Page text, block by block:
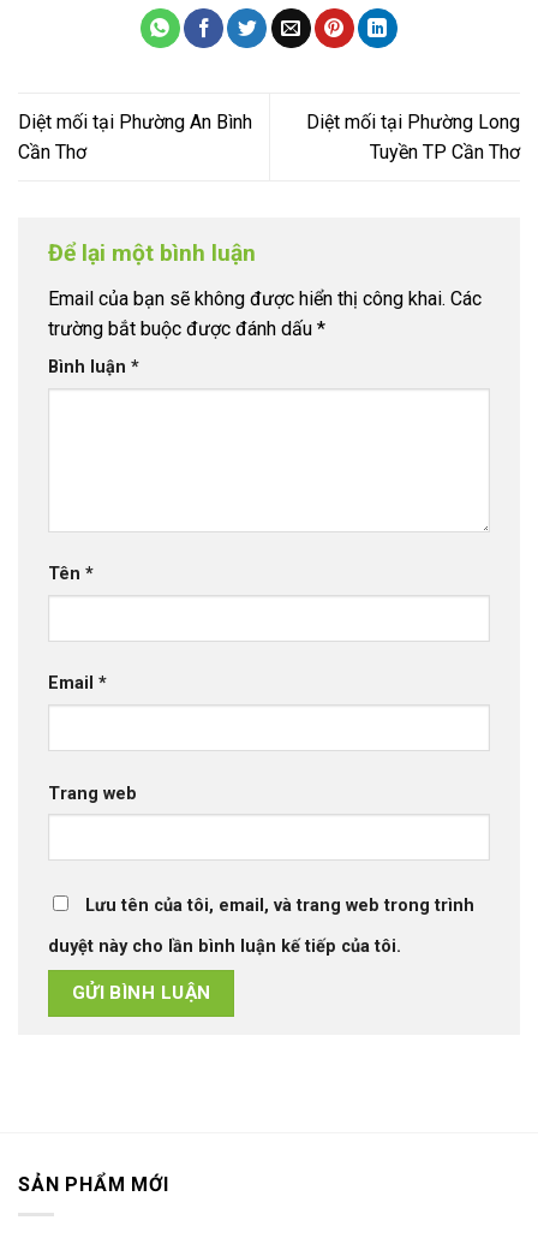
Diệt mối tại Phường An Bình
Cần Thơ
Diệt mối tại Phường Long
Tuyền TP Cần Thơ
Để lại một bình luận
Email của bạn sẽ không được hiển thị công khai. Các
trường bắt buộc được đánh dấu *
Bình luận *
Tên *
Email *
Trang web
Lưu tên của tôi, email, và trang web trong trình
duyệt này cho lần bình luận kế tiếp của tôi.
SẢN PHẨM MỚI